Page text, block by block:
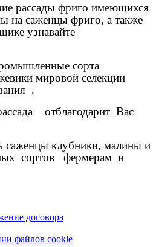
рассады фриго имеющихся
на саженцы фриго, а также
узнавайте
сорта
мировой селекции
.
отблагодарит Вас
саженцы клубники, малины и
сортов фермерам и
договора
файлов cookie